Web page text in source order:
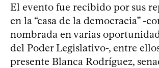
El evento fue recibido por sus
en la “casa de la democracia” -
nombrada en varias
del Poder Legislativo-, entre
presente Blanca Rodríguez,